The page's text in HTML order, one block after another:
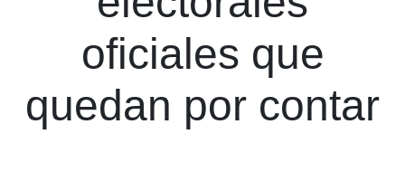
oficiales que
quedan por contar